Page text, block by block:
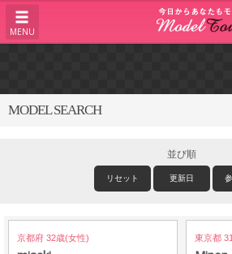
MENU
MODEL SEARCH
並び順
リセット 更新日
京都府 32歳(女性) 東京都